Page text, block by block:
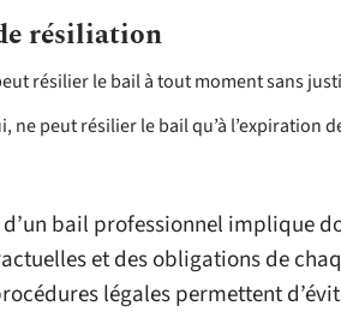
résiliation
résilier le bail à tout moment sans
ne peut résilier le bail qu’à l’expiration
bail professionnel implique
et des obligations de
légales permettent